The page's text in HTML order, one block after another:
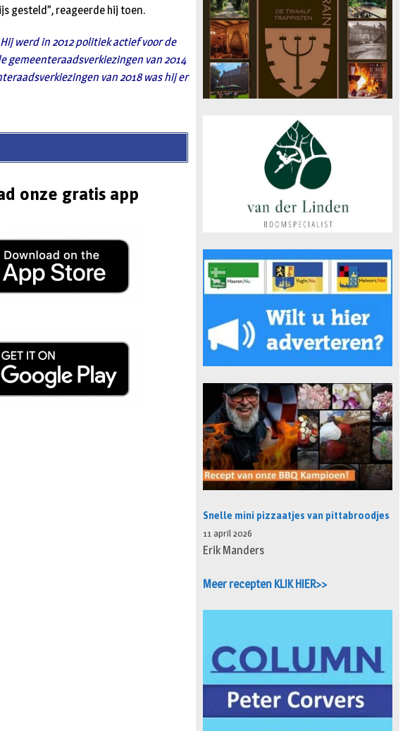
gesteld”, reageerde hij toen.
werd in 2012 politiek actief voor de
gemeenteraadsverkiezingen van 2014
van 2018 was hij er
onze gratis app
Snelle mini pizzaatjes van pittabroodjes
11 april 2026
Erik Manders
Meer recepten KLIK HIER>>